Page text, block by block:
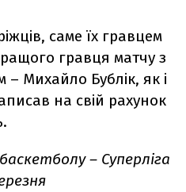
саме їх гравцем
гравця матчу з
Михайло Бублік, як і
на свій рахунок
– Суперліга